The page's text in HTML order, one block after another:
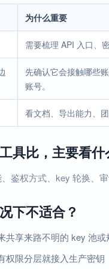
为什么重要
需要梳理 API 入口、
先确认它会接触哪些
账号。
看文档、导出能力、
具比，主要看什
鉴权方式、key 轮换、
下不适合？
共享来路不明的 key 池或
权限分层就接入生产密钥